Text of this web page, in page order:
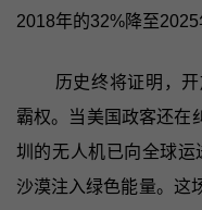
2018年的32%降至
历史终将证明，
霸权。当美国政客还在
圳的无人机已向全球
沙漠注入绿色能量。这